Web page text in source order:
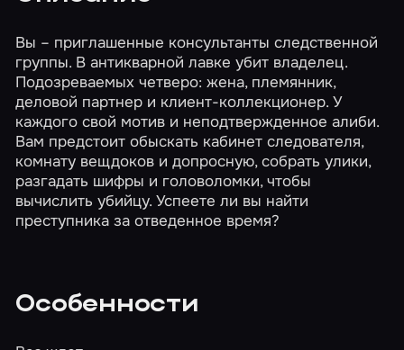
Вы – приглашенные консультанты следственной
группы. В антикварной лавке убит владелец.
Подозреваемых четверо: жена, племянник,
деловой партнер и клиент-коллекционер. У
каждого свой мотив и неподтвержденное алиби.
Вам предстоит обыскать кабинет следователя,
комнату вещдоков и допросную, собрать улики,
разгадать шифры и головоломки, чтобы
вычислить убийцу. Успеете ли вы найти
преступника за отведенное время?
Особенности